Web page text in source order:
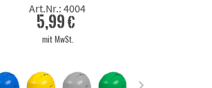
Art.Nr.: 4004
5,99 €
mit MwSt.